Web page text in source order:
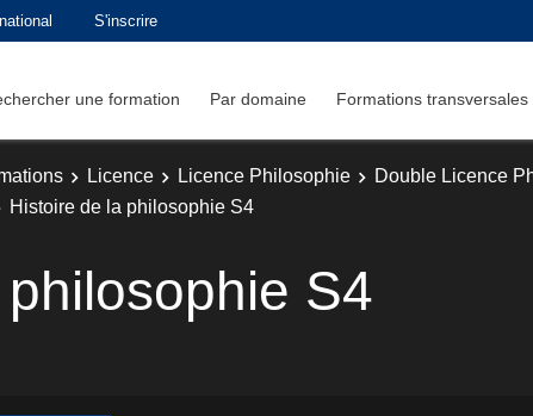
S'inscrire
une formation Par domaine Formations transversales
Licence Licence Philosophie
Double Licence
Histoire de la philosophie S4
S4